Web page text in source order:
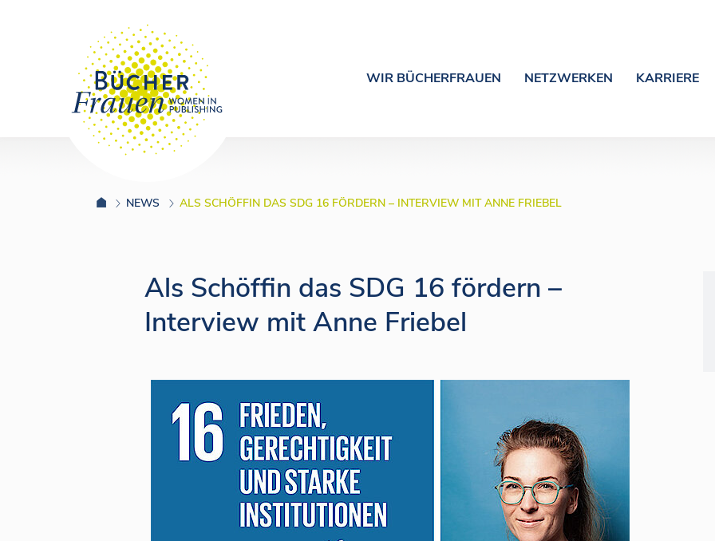
WIR BÜCHERFRAUEN NETZWERKEN KARRIERE
NEWS ALS SCHÖFFIN DAS SDG 16 FÖRDERN – INTERVIEW MIT ANNE FRIEBEL
Als Schöffin das SDG 16 fördern –
Interview mit Anne Friebel